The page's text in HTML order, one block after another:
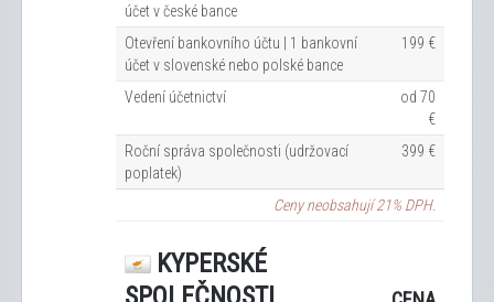
účet v české bance
Otevření bankovního účtu | 1 bankovní
účet v slovenské nebo polské bance
199 €
Vedení účetnictví
od 70
€
Roční správa společnosti (udržovací
poplatek)
399 €
Ceny neobsahují 21% DPH.
KYPERSKÉ